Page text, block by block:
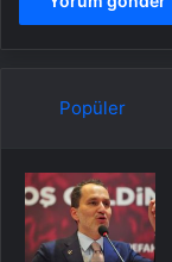
Popüler